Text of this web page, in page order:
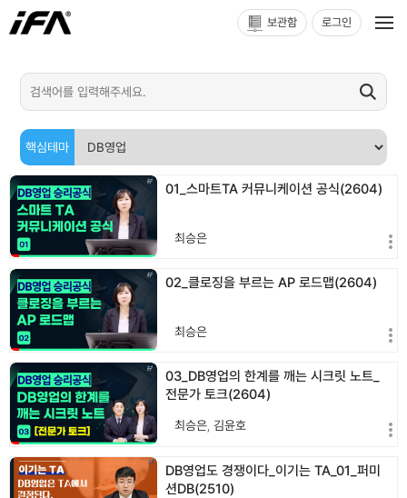
보관함 로그인
핵심테마
01_스마트TA 커뮤니케이션 공식(2604)
최승은
02_클로징을 부르는 AP 로드맵(2604)
최승은
03_DB영업의 한계를 깨는 시크릿 노트_
전문가 토크(2604)
최승은,김윤호
DB영업도 경쟁이다_이기는 TA_01_퍼미
션DB(2510)